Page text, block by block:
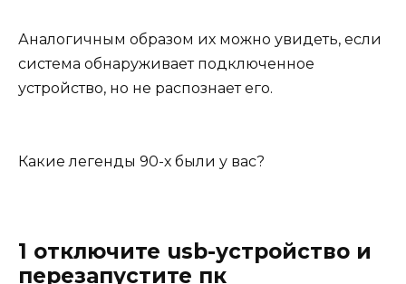
Аналогичным образом их можно увидеть, если
система обнаруживает подключенное
устройство, но не распознает его.
Какие легенды 90-х были у вас?
1 отключите usb-устройство и
перезапустите пк